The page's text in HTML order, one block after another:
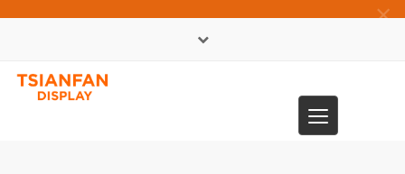
×
Toggle
navigation